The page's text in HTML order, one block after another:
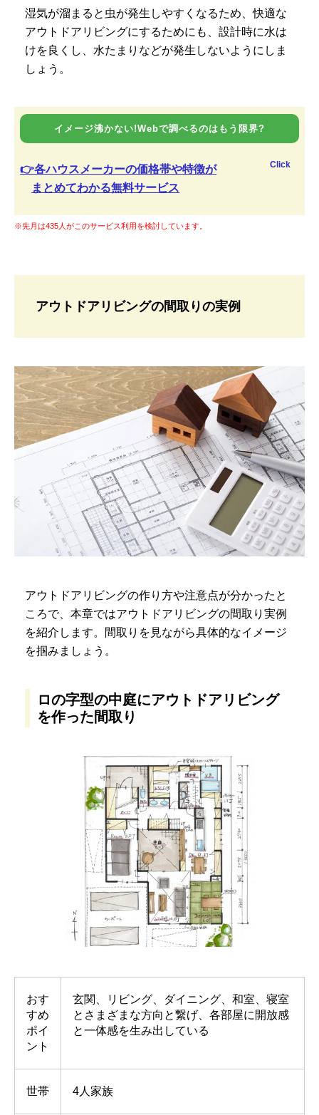
湿気が溜まると虫が発生しやすくなるため、快適な
アウトドアリビングにするためにも、設計時に水は
けを良くし、水たまりなどが発生しないようにしま
しょう。
イメージ沸かない!Webで調べるのはもう限界?
👉各ハウスメーカーの価格帯や特徴が
まとめてわかる無料サービス
Click
※先月は435人がこのサービス利用を検討しています。
アウトドアリビングの間取りの実例
アウトドアリビングの作り方や注意点が分かったと
ころで、本章ではアウトドアリビングの間取り実例
を紹介します。間取りを見ながら具体的なイメージ
を掴みましょう。
ロの字型の中庭にアウトドアリビング
を作った間取り
おす
すめ
ポイ
ント
玄関、リビング、ダイニング、和室、寝室
とさまざまな方向と繋げ、各部屋に開放感
と一体感を生み出している
世帯 4人家族